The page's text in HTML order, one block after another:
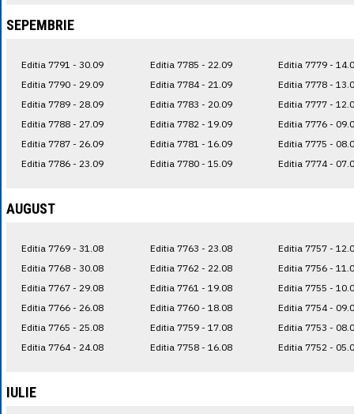
SEPEMBRIE
Editia 7791 - 30.09
Editia 7790 - 29.09
Editia 7789 - 28.09
Editia 7788 - 27.09
Editia 7787 - 26.09
Editia 7786 - 23.09
Editia 7785 - 22.09
Editia 7784 - 21.09
Editia 7783 - 20.09
Editia 7782 - 19.09
Editia 7781 - 16.09
Editia 7780 - 15.09
Editia 7779 -
Editia 7778 -
Editia 7777 -
Editia 7776 -
Editia 7775 -
Editia 7774 -
AUGUST
Editia 7769 - 31.08
Editia 7768 - 30.08
Editia 7767 - 29.08
Editia 7766 - 26.08
Editia 7765 - 25.08
Editia 7764 - 24.08
Editia 7763 - 23.08
Editia 7762 - 22.08
Editia 7761 - 19.08
Editia 7760 - 18.08
Editia 7759 - 17.08
Editia 7758 - 16.08
Editia 7757 -
Editia 7756 -
Editia 7755 -
Editia 7754 -
Editia 7753 -
Editia 7752 -
IULIE